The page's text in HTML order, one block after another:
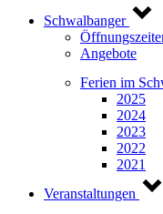
Schwalbanger
Angebote
Ferien im
2025
2024
2023
2022
2021
Veranstaltungen